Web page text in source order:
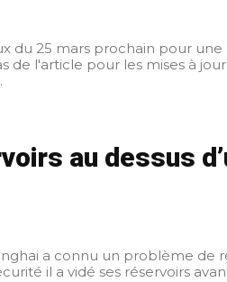
du 25 mars prochain pour une
de l'article pour les mises à jour
au dessus
a connu un problème de
procédures de sécurité il a vidé ses